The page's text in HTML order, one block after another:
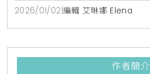
2026/01/02 編輯 艾琳娜 Elena
作者簡介